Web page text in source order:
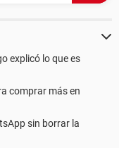
explicó lo que es
comprar más en
sin borrar la